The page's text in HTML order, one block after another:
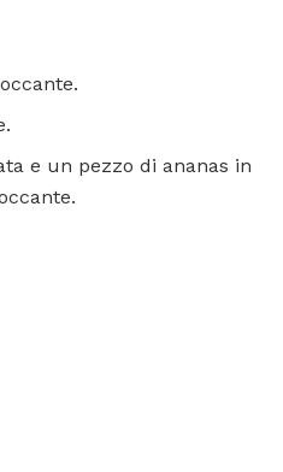
e un pezzo di ananas in